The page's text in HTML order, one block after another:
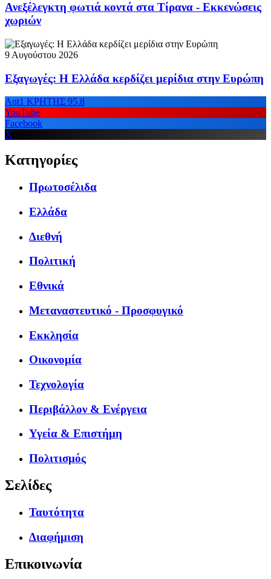
Ανεξέλεγκτη φωτιά κοντά στα Τίρανα - Εκκενώσεις
χωριών
9 Αυγούστου 2026
Εξαγωγές: Η Ελλάδα κερδίζει μερίδια στην Ευρώπη
Ant1 ΚΡΗΤΗΣ 95.8
YouTube
Facebook
X
Κατηγορίες
Πρωτοσέλιδα
Ελλάδα
Διεθνή
Πολιτική
Εθνικά
Μεταναστευτικό - Προσφυγικό
Εκκλησία
Οικονομία
Τεχνολογία
Περιβάλλον & Ενέργεια
Υγεία & Επιστήμη
Πολιτισμός
Σελίδες
Ταυτότητα
Διαφήμιση
Επικοινωνία